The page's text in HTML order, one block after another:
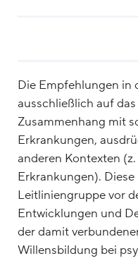
Die Empfehlungen in
ausschließlich auf
Zusammenhang mit
Erkrankungen,
anderen Kontexten
Erkrankungen).
Leitliniengruppe vor
Entwicklungen und
der damit
Willensbildung bei